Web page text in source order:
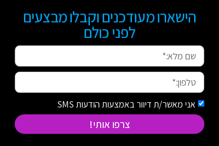
הישארו מעודכנים וקבלו מבצעים
לפני כולם
אני מאשר/ת דיוור באמצעות הודעות SMS
צרפו אותי!